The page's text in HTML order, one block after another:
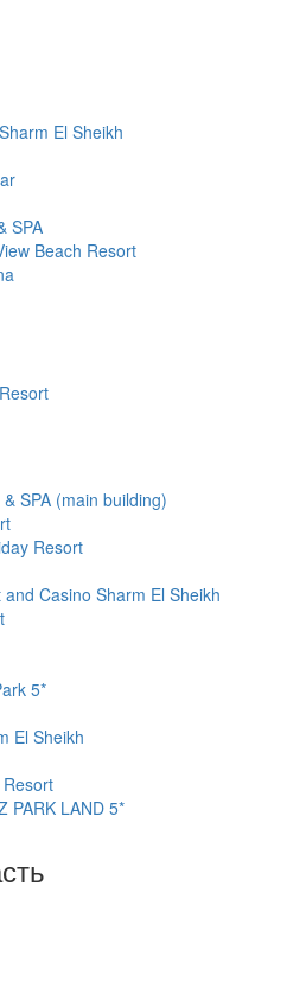
El Sheikh
SPA
Beach Resort
SPA (main building)
Resort
Casino Sharm El Sheikh
5*
El Sheikh
PARK LAND 5*